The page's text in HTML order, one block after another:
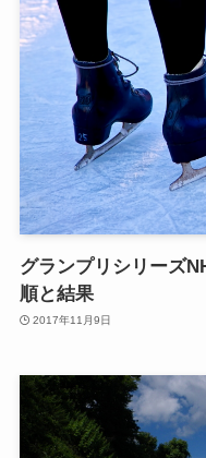
グランプリシリーズ
順と結果
2017年11月9日